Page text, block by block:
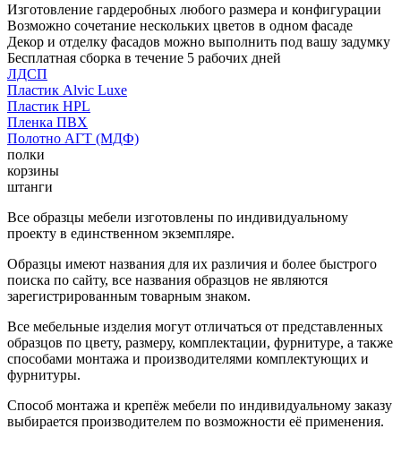
Изготовление гардеробных любого размера и конфигурации
Возможно сочетание нескольких цветов в одном фасаде
Декор и отделку фасадов можно выполнить под вашу задумку
Бесплатная сборка в течение 5 рабочих дней
ЛДСП
Пластик Alvic Luxe
Пластик HPL
Пленка ПВХ
Полотно АГТ (МДФ)
полки
корзины
штанги
Все образцы мебели изготовлены по индивидуальному
проекту в единственном экземпляре.
Образцы имеют названия для их различия и более быстрого
поиска по сайту, все названия образцов не являются
зарегистрированным товарным знаком.
Все мебельные изделия могут отличаться от представленных
образцов по цвету, размеру, комплектации, фурнитуре, а также
способами монтажа и производителями комплектующих и
фурнитуры.
Способ монтажа и крепёж мебели по индивидуальному заказу
выбирается производителем по возможности её применения.